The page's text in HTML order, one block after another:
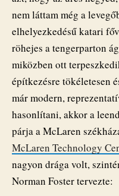
nem láttam még a
elhelyezkedésű katari
röhejes a tengerparton
miközben ott
építkezésre tökéletesen
már modern,
hasonlítani, akkor a
párja a McLaren
McLaren Technology
nagyon drága volt,
Norman Foster tervezte: